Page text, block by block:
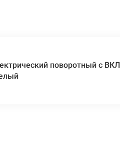
поворотный с ВКЛ